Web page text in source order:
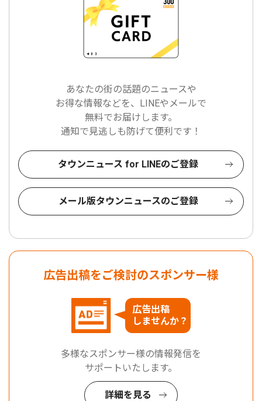
あなたの街の話題のニュースや
お得な情報などを、LINEやメールで
無料でお届けします。
通知で見逃しも防げて便利です！
タウンニュース for LINEのご登録
メール版タウンニュースのご登録
広告出稿をご検討のスポンサー様
広告出稿
しませんか？
多様なスポンサー様の情報発信を
サポートいたします。
詳細を見る